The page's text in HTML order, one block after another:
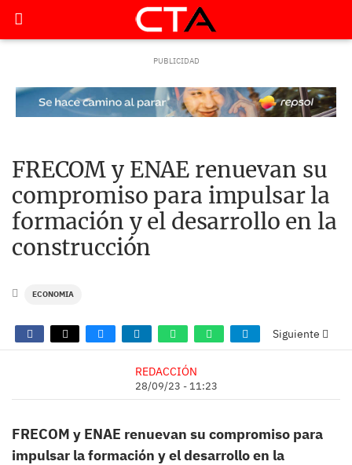
FRECOM y ENAE renuevan su
compromiso para impulsar la
formación y el desarrollo en la
construcción
ECONOMIA
Siguiente
REDACCIÓN
28/09/23 - 11:23
FRECOM y ENAE renuevan su compromiso para
impulsar la formación y el desarrollo en la